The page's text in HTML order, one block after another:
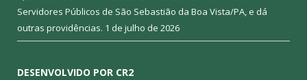
Servidores Públicos de São Sebastião da Boa Vista/PA, e dá
outras providências. 1 de julho de 2026
DESENVOLVIDO POR CR2